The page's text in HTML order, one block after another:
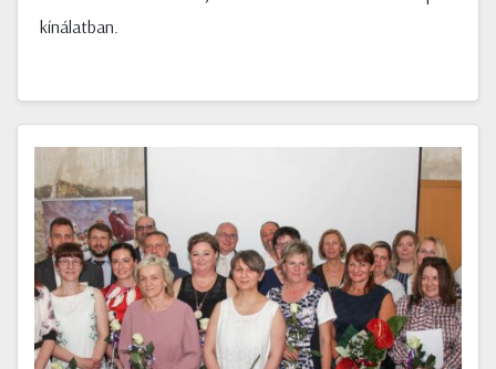
kínálatban.